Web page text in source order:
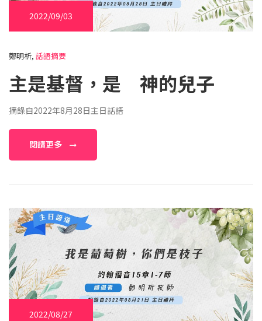
2022/09/03
鄭明析, 話語摘要
主是基督，是 神的兒子
摘錄自2022年8月28日主日話語
閱讀更多
2022/08/27